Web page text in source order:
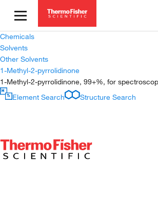
Chemicals
Solvents
Other Solvents
1-Methyl-2-pyrrolidinone
1-Methyl-2-pyrrolidinone, 99+%, for
Element Search
Structure Search